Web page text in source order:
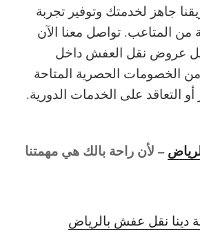
جاهز لخدمتك وتوفير تجربة
من المتاعب. تواصل معنا الآن
عروض نقل العفش داخل
الخصومات الحصرية المتاحة
التعاقد على الخدمات الدورية.
– لأن راحة بالك هي مهمتنا
دينا نقل عفش بالرياض